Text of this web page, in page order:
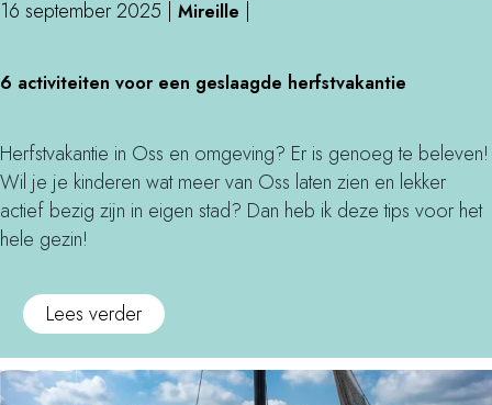
r
b
t
e
/
g
o
)
n
i
n
e
n
u
i
t
e
g
m
t
k
i
d
n
b
O
s
e
e
v
i
6 activiteiten voor een geslaagde herfstvakantie
16 september 2025 | Mireille |
a
t
i
v
i
e
Herfstvakantie in Oss en omgeving? Er is genoeg te beleven!
Wil je je kinderen wat meer van Oss laten zien en lekker
actief bezig zijn in eigen stad? Dan heb ik deze tips voor het
hele gezin!
Lees verdero
v
e
r